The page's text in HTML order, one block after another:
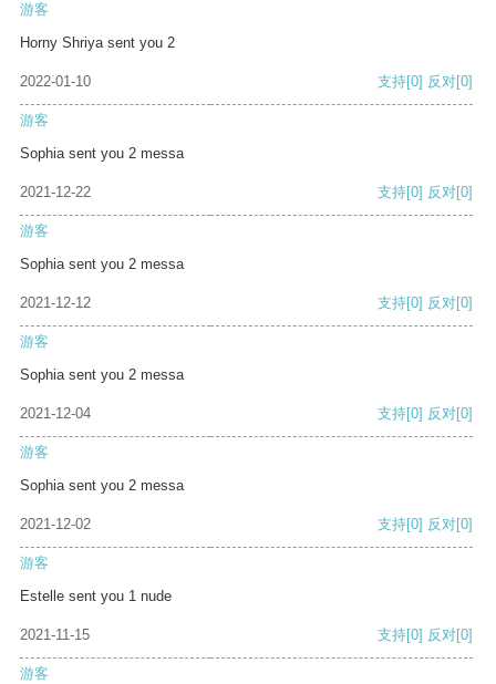
游客
Horny Shriya sent you 2
2022-01-10 支持[0] 反对[0]
游客
Sophia sent you 2 messa
2021-12-22 支持[0] 反对[0]
游客
Sophia sent you 2 messa
2021-12-12 支持[0] 反对[0]
游客
Sophia sent you 2 messa
2021-12-04 支持[0] 反对[0]
游客
Sophia sent you 2 messa
2021-12-02 支持[0] 反对[0]
游客
Estelle sent you 1 nude
2021-11-15 支持[0] 反对[0]
游客